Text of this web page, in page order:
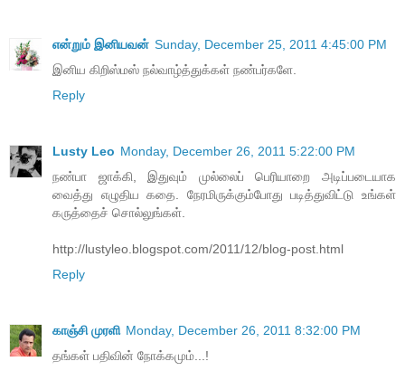
என்றும் இனியவன் Sunday, December 25, 2011 4:45:00 PM
இனிய கிறிஸ்மஸ் நல்வாழ்த்துக்கள் நண்பர்களே.
Reply
Lusty Leo Monday, December 26, 2011 5:22:00 PM
நண்பா ஜாக்கி, இதுவும் முல்லைப் பெரியாறை அடிப்படையாக
வைத்து எழுதிய கதை. நேரமிருக்கும்போது படித்துவிட்டு உங்கள்
கருத்தைச் சொல்லுங்கள்.
http://lustyleo.blogspot.com/2011/12/blog-post.html
Reply
காஞ்சி முரளி Monday, December 26, 2011 8:32:00 PM
தங்கள் பதிவின் நோக்கமும்...!